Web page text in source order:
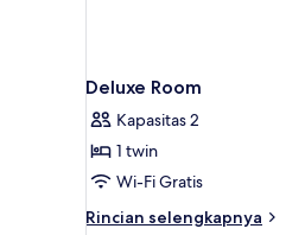
Deluxe Room
Kapasitas 2
1 twin
Wi-Fi Gratis
Rincian selengkapnya
Rincian